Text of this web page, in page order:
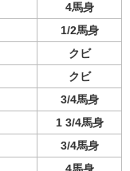
4馬身
1/2馬身
クビ
クビ
3/4馬身
1 3/4馬身
3/4馬身